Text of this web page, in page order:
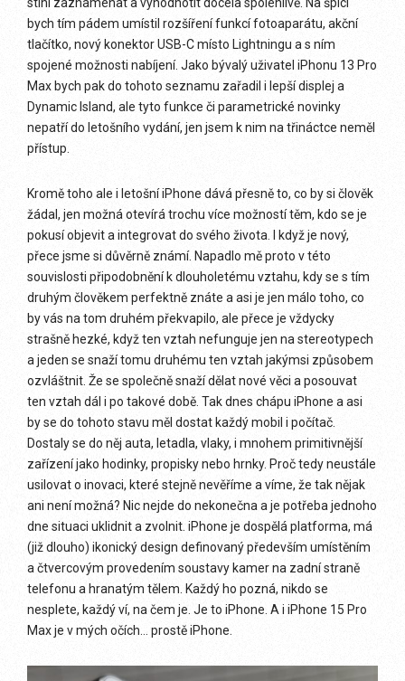
stihl zaznamenat a vyhodnotit docela spolehlivě. Na špici
bych tím pádem umístil rozšíření funkcí fotoaparátu, akční
tlačítko, nový konektor USB-C místo Lightningu a s ním
spojené možnosti nabíjení. Jako bývalý uživatel iPhonu 13 Pro
Max bych pak do tohoto seznamu zařadil i lepší displej a
Dynamic Island, ale tyto funkce či parametrické novinky
nepatří do letošního vydání, jen jsem k nim na třináctce neměl
přístup.
Kromě toho ale i letošní iPhone dává přesně to, co by si člověk
žádal, jen možná otevírá trochu více možností těm, kdo se je
pokusí objevit a integrovat do svého života. I když je nový,
přece jsme si důvěrně známí. Napadlo mě proto v této
souvislosti připodobnění k dlouholetému vztahu, kdy se s tím
druhým člověkem perfektně znáte a asi je jen málo toho, co
by vás na tom druhém překvapilo, ale přece je vždycky
strašně hezké, když ten vztah nefunguje jen na stereotypech
a jeden se snaží tomu druhému ten vztah jakýmsi způsobem
ozvláštnit. Že se společně snaží dělat nové věci a posouvat
ten vztah dál i po takové době. Tak dnes chápu iPhone a asi
by se do tohoto stavu měl dostat každý mobil i počítač.
Dostaly se do něj auta, letadla, vlaky, i mnohem primitivnější
zařízení jako hodinky, propisky nebo hrnky. Proč tedy neustále
usilovat o inovaci, které stejně nevěříme a víme, že tak nějak
ani není možná? Nic nejde do nekonečna a je potřeba jednoho
dne situaci uklidnit a zvolnit. iPhone je dospělá platforma, má
(již dlouho) ikonický design definovaný především umístěním
a čtvercovým provedením soustavy kamer na zadní straně
telefonu a hranatým tělem. Každý ho pozná, nikdo se
nesplete, každý ví, na čem je. Je to iPhone. A i iPhone 15 Pro
Max je v mých očích… prostě iPhone.